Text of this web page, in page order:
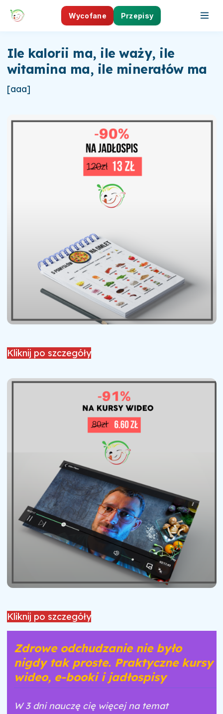
Wycofane Przepisy
Ile kalorii ma, ile waży, ile
witamina ma, ile minerałów ma
[aaa]
Kliknij po szczegóły
Kliknij po szczegóły
Zdrowe odchudzanie nie było
nigdy tak proste. Praktyczne kursy
wideo, e-booki i jadłospisy
W 3 dni nauczę cię więcej na temat